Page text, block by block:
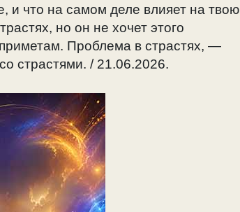
и что на самом деле влияет на твою
но он не хочет этого
Проблема в страстях, —
страстями. / 21.06.2026.